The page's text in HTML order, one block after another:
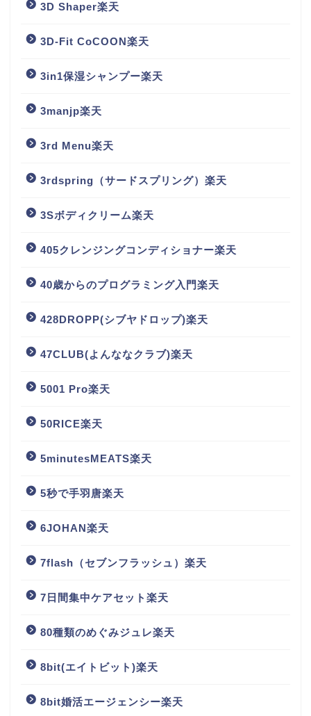
3D Shaper楽天
3D-Fit CoCOON楽天
3in1保湿シャンプー楽天
3manjp楽天
3rd Menu楽天
3rdspring（サードスプリング）楽天
3Sボディクリーム楽天
405クレンジングコンディショナー楽天
40歳からのプログラミング入門楽天
428DROPP(シブヤドロップ)楽天
47CLUB(よんななクラブ)楽天
5001 Pro楽天
50RICE楽天
5minutesMEATS楽天
5秒で手羽唐楽天
6JOHAN楽天
7flash（セブンフラッシュ）楽天
7日間集中ケアセット楽天
80種類のめぐみジュレ楽天
8bit(エイトビット)楽天
8bit婚活エージェンシー楽天